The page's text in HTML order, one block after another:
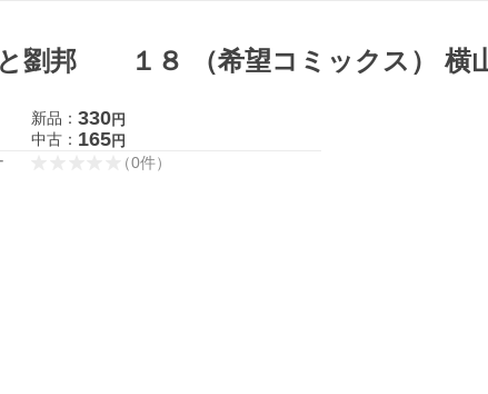
劉邦 １８ （希望コミックス） 横
新品： 330円
中古： 165円
（0件）